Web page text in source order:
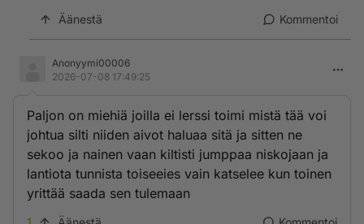
Äänestä Kommentoi
Anonyymi00006
2026-07-08 17:49:25
Paljon on miehiä joilla ei lerssi toimi mistä tää voi
johtua silti niiden aivot haluaa sitä ja sitten ne
sekoo ja nainen vaan kiltisti jumppaa niskojaan ja
lantiota tunnista toiseeies vain katselee kun toinen
yrittää saada sen tulemaan